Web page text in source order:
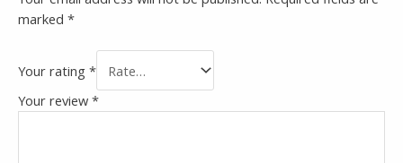
marked *
Your rating *
Your review *